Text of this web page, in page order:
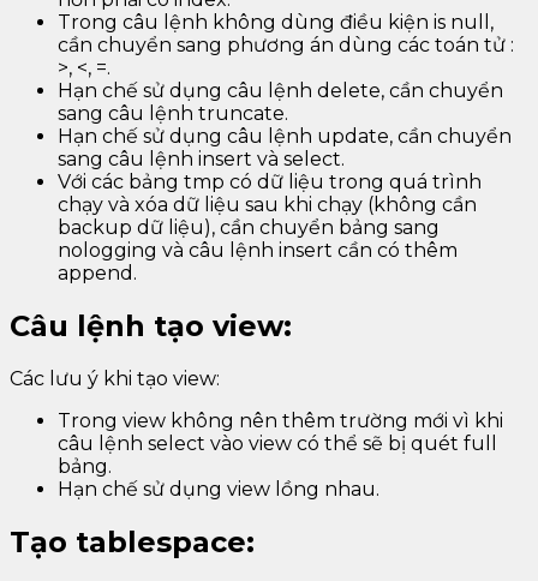
Trong câu lệnh không dùng điều kiện is null,
cần chuyển sang phương án dùng các toán tử :
>, <, =.
Hạn chế sử dụng câu lệnh delete, cần chuyển
sang câu lệnh truncate.
Hạn chế sử dụng câu lệnh update, cần chuyển
sang câu lệnh insert và select.
Với các bảng tmp có dữ liệu trong quá trình
chạy và xóa dữ liệu sau khi chạy (không cần
backup dữ liệu), cần chuyển bảng sang
nologging và câu lệnh insert cần có thêm
append.
Câu lệnh tạo view:
Các lưu ý khi tạo view:
Trong view không nên thêm trường mới vì khi
câu lệnh select vào view có thể sẽ bị quét full
bảng.
Hạn chế sử dụng view lồng nhau.
Tạo tablespace: